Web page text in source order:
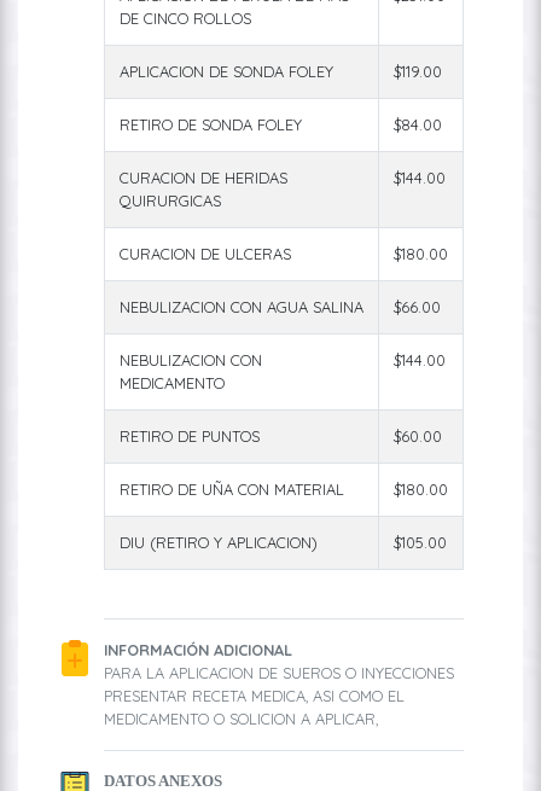
DE CINCO ROLLOS
APLICACION DE SONDA FOLEY $119.00
RETIRO DE SONDA FOLEY $84.00
CURACION DE HERIDAS
QUIRURGICAS
$144.00
CURACION DE ULCERAS $180.00
NEBULIZACION CON AGUA SALINA $66.00
NEBULIZACION CON
MEDICAMENTO
$144.00
RETIRO DE PUNTOS $60.00
RETIRO DE UÑA CON MATERIAL $180.00
DIU (RETIRO Y APLICACION) $105.00
INFORMACIÓN ADICIONAL
PARA LA APLICACION DE SUEROS O INYECCIONES
PRESENTAR RECETA MEDICA, ASI COMO EL
MEDICAMENTO O SOLICION A APLICAR,
DATOS ANEXOS